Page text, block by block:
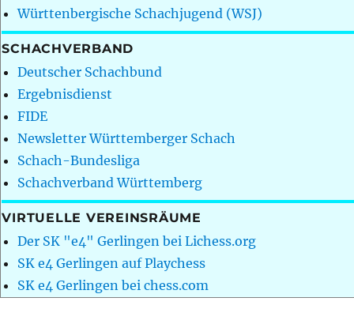
Württenbergische Schachjugend (WSJ)
SCHACHVERBAND
Deutscher Schachbund
Ergebnisdienst
FIDE
Newsletter Württemberger Schach
Schach-Bundesliga
Schachverband Württemberg
VIRTUELLE VEREINSRÄUME
Der SK "e4" Gerlingen bei Lichess.org
SK e4 Gerlingen auf Playchess
SK e4 Gerlingen bei chess.com